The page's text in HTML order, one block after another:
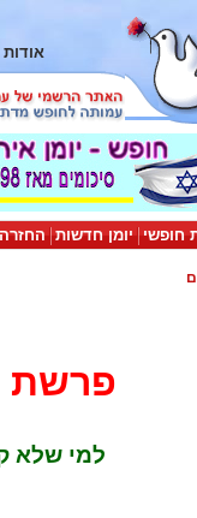
אודות
חופשי יומן חדשות
פרשת
למי שלא